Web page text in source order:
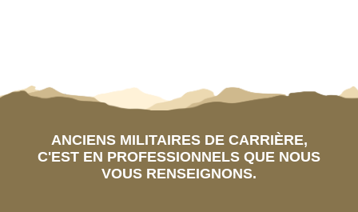
ANCIENS MILITAIRES DE CARRIÈRE,
C'EST EN PROFESSIONNELS QUE NOUS
VOUS RENSEIGNONS.